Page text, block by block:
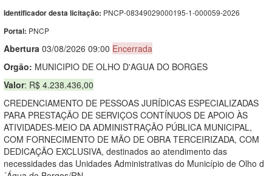
Identificador desta licitação: PNCP-08349029000195-1-000059-2026
Portal: PNCP
Abertura 03/08/2026 09:00 Encerrada
Orgão: MUNICIPIO DE OLHO D'AGUA DO BORGES
Valor: R$ 4.238.436,00
CREDENCIAMENTO DE PESSOAS JURÍDICAS ESPECIALIZADAS
PARA PRESTAÇÃO DE SERVIÇOS CONTÍNUOS DE APOIO ÀS
ATIVIDADES-MEIO DA ADMINISTRAÇÃO PÚBLICA MUNICIPAL,
COM FORNECIMENTO DE MÃO DE OBRA TERCEIRIZADA, COM
DEDICAÇÃO EXCLUSIVA, destinados ao atendimento das
necessidades das Unidades Administrativas do Município de Olho d